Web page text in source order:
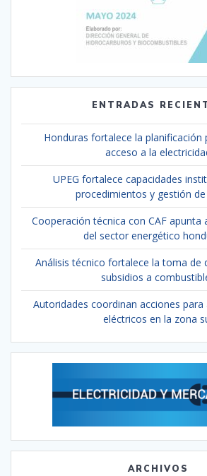
ENTRADAS
Honduras fortalece la planificación
acceso a la
UPEG fortalece capacidades
procedimientos y gestión
Cooperación técnica con CAF
del sector energético
Análisis técnico fortalece la toma de
subsidios a
Autoridades coordinan acciones
eléctricos en la zona
ARCHIVOS